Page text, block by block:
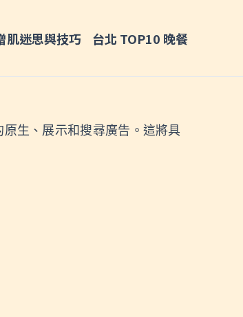
肌迷思與技巧 台北 TOP10 晚餐
生、展示和搜尋廣告。這將具